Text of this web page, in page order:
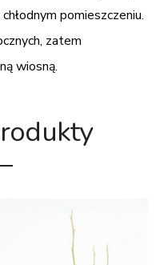
pomieszczeniu.
zatem
wiosną.